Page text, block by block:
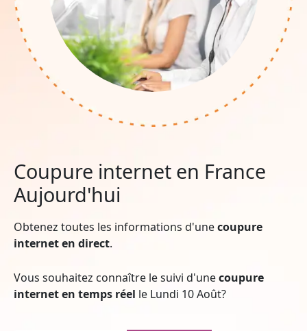
Coupure internet en France
Aujourd'hui
Obtenez toutes les informations d'unecoupure
internet en direct.
Vous souhaitez connaître le suivi d'unecoupure
internet en temps réel le Lundi 10 Août?